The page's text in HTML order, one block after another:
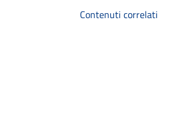
Contenuti correlati